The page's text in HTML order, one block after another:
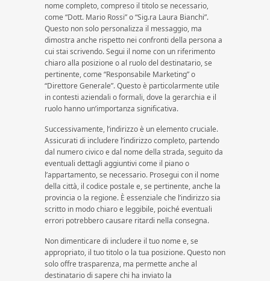
nome completo, compreso il titolo se necessario,
come “Dott. Mario Rossi” o “Sig.ra Laura Bianchi”.
Questo non solo personalizza il messaggio, ma
dimostra anche rispetto nei confronti della persona a
cui stai scrivendo. Segui il nome con un riferimento
chiaro alla posizione o al ruolo del destinatario, se
pertinente, come “Responsabile Marketing” o
“Direttore Generale”. Questo è particolarmente utile
in contesti aziendali o formali, dove la gerarchia e il
ruolo hanno un’importanza significativa.
Successivamente, l’indirizzo è un elemento cruciale.
Assicurati di includere l’indirizzo completo, partendo
dal numero civico e dal nome della strada, seguito da
eventuali dettagli aggiuntivi come il piano o
l’appartamento, se necessario. Prosegui con il nome
della città, il codice postale e, se pertinente, anche la
provincia o la regione. È essenziale che l’indirizzo sia
scritto in modo chiaro e leggibile, poiché eventuali
errori potrebbero causare ritardi nella consegna.
Non dimenticare di includere il tuo nome e, se
appropriato, il tuo titolo o la tua posizione. Questo non
solo offre trasparenza, ma permette anche al
destinatario di sapere chi ha inviato la